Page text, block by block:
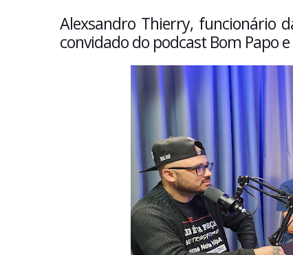
Alexsandro Thierry, funcionário
convidado do podcast Bom Papo